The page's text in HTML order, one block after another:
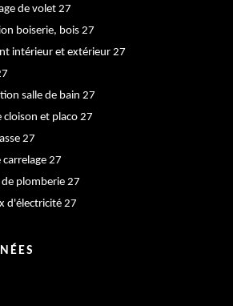
de volet 27
boiserie, bois 27
intérieur et extérieur 27
salle de bain 27
cloison et placo 27
27
carrelage 27
plomberie 27
d'électricité 27